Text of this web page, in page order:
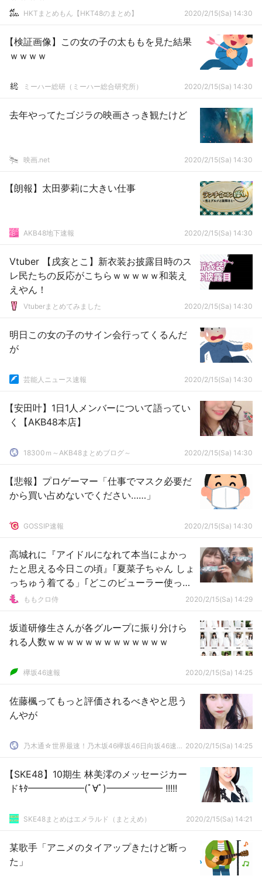
HKTまとめもん【HKT48のまとめ】 2020/2/15(Sa) 14:30
【検証画像】この女の子の太ももを見た結果
ｗｗｗｗ
ミーハー総研（ミーハー総合研究所） 2020/2/15(Sa) 14:30
去年やってたゴジラの映画さっき観たけど
映画.net 2020/2/15(Sa) 14:30
【朗報】太田夢莉に大きい仕事
AKB48地下速報 2020/2/15(Sa) 14:30
Vtuber 【戌亥とこ】新衣装お披露目時のス
レ民たちの反応がこちらｗｗｗｗｗ和装え
えやん！
Vtuberまとめてみました 2020/2/15(Sa) 14:30
明日この女の子のサイン会行ってくるんだ
が
芸能人ニュース速報 2020/2/15(Sa) 14:30
【安田叶】1日1人メンバーについて語ってい
く【AKB48本店】
18300ｍ～AKB48まとめブログ～ 2020/2/15(Sa) 14:30
【悲報】プロゲーマー「仕事でマスク必要だ
から買い占めないでください……」
GOSSIP速報 2020/2/15(Sa) 14:30
高城れに『アイドルになれて本当によかっ
たと思える今日この頃』｢夏菜子ちゃん しょ
っちゅう着てる」｢どこのビューラー使って
る?」｢れにちゃんありがとう」
ももクロ侍 2020/2/15(Sa) 14:29
坂道研修生さんが各グループに振り分けら
れる人数ｗｗｗｗｗｗｗｗｗｗｗｗｗ
欅坂46速報 2020/2/15(Sa) 14:25
佐藤楓ってもっと評価されるべきやと思う
んやが
乃木通☆世界最速！乃木坂46欅坂46日向坂46速報まとめ 2020/2/15(Sa) 14:25
【SKE48】10期生 林美澪のメッセージカー
ドｷﾀ━━━━━━(ﾟ∀ﾟ)━━━━━━ !!!!!
SKE48まとめはエメラルド（まとえめ） 2020/2/15(Sa) 14:21
某歌手「アニメのタイアップきたけど断っ
た」